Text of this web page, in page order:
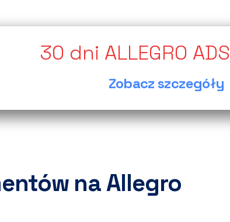
a Allegro to jedna z
sprzedawców oferuje różne rodzaje
ofert i zwiększeniu widoczności.
jest naprawdę opłacalny i który
na Allegro
Zobacz szczegóły